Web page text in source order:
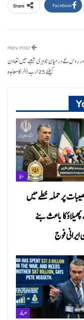
Share Facebook
روس کے درمیان جوہری شعبے میں تعاون
کیلئے 25 ارب ڈالر کا معاہدہ
دنیا
پر حملہ خطے میں
کا باعث بنے
ایرانی فوج
امریکہ